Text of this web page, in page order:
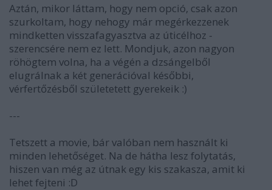
Aztán, mikor láttam, hogy nem opció, csak azon
szurkoltam, hogy nehogy már megérkezzenek
mindketten visszafagyasztva az úticélhoz -
szerencsére nem ez lett. Mondjuk, azon nagyon
röhögtem volna, ha a végén a dzsángelből
elugrálnak a két generációval későbbi,
vérfertőzésből születetett gyerekeik :)
---
Tetszett a movie, bár valóban nem használt ki
minden lehetőséget. Na de hátha lesz folytatás,
hiszen van még az útnak egy kis szakasza, amit ki
lehet fejteni :D